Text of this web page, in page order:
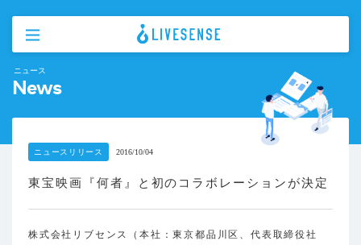
ニュース
News
ニュースリリース 2016/10/04
東宝映画『何者』と初のコラボレーションが決定
株式会社リブセンス（本社：東京都品川区、代表取締役社